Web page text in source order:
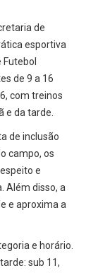
de
esportiva
de 9 a 16
com treinos
e da tarde.
de inclusão
campo, os
e
Além disso, a
e aproxima a
e horário.
sub 11,